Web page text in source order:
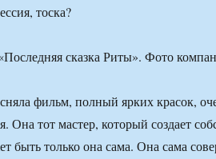
тоска?
сказка Риты». Фото
фильм, полный ярких красок,
Она тот мастер, который создает
быть только она сама. Она сама